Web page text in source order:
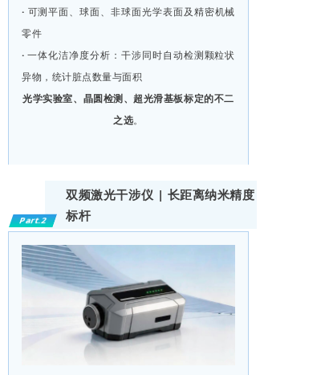
· 可测平面、球面、非球面光学表面及精密机械
零件
· 一体化洁净度分析：干涉同时自动检测颗粒状
异物，统计脏点数量与面积
光学实验室、晶圆检测、超光滑基板标定的不二
之选。
Part.2
双频激光干涉仪 | 长距离纳米精度
标杆